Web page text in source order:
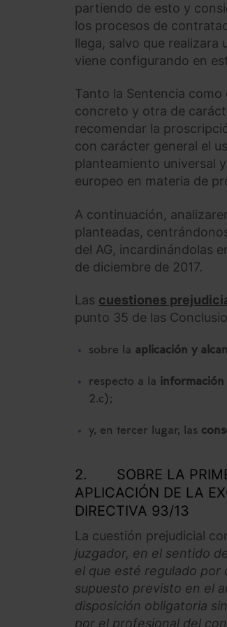
partiendo de esto y
los procesos de
llega, salvo que realizara
viene configurando en
Tanto la Sentencia como
concreto y otra de
recomendar la
con carácter general el
planteamiento universal
europeo en materia de
A continuación,
planteadas,
del AG, incardinándolas
de diciembre de 2017.
Las cuestiones
punto 35 de las
sobre la aplicación y
respecto a la información
2.c);
y, en tercer lugar, las
2. SOBRE LA
APLICACIÓN DE LA
DIRECTIVA 93/13
La cuestión prejudicial
juzgador, en el sentido
el que esté regulado por
supuesto previsto en el
disposición obligatoria
por el profesional del